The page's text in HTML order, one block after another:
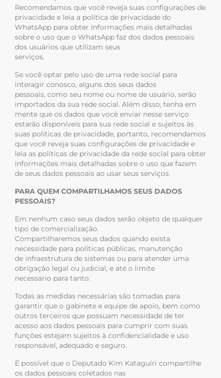
Recomendamos que você reveja suas configurações de
privacidade e leia a política de privacidade do
WhatsApp para obter informações mais detalhadas
sobre o uso que o WhatsApp faz dos dados pessoais
dos usuários que utilizam seus
serviços.
Se você optar pelo uso de uma rede social para
interagir conosco, alguns dos seus dados
pessoais, como seu nome ou nome de usuário, serão
importados da sua rede social. Além disso, tenha em
mente que os dados que você enviar nesse serviço
estarão disponíveis para sua rede social e sujeitos às
suas políticas de privacidade, portanto, recomendamos
que você reveja suas configurações de privacidade e
leia as políticas de privacidade da rede social para obter
informações mais detalhadas sobre o uso que fazem
de seus dados pessoais ao usar seus serviços.
PARA QUEM COMPARTILHAMOS SEUS DADOS
PESSOAIS?
Em nenhum caso seus dados serão objeto de qualquer
tipo de comercialização.
Compartilharemos seus dados quando exista
necessidade para políticas públicas, manutenção
de infraestrutura de sistemas ou para atender uma
obrigação legal ou judicial, e até o limite
necessário para tanto.
Todas as medidas necessárias são tomadas para
garantir que o gabinete e equipe de apoio, bem como
outros terceiros que possuam necessidade de ter
acesso aos dados pessoais para cumprir com suas
funções estejam sujeitos à confidencialidade e uso
responsável, adequado e seguro.
É possível que o Deputado Kim Kataguiri compartilhe
os dados pessoais coletados nas